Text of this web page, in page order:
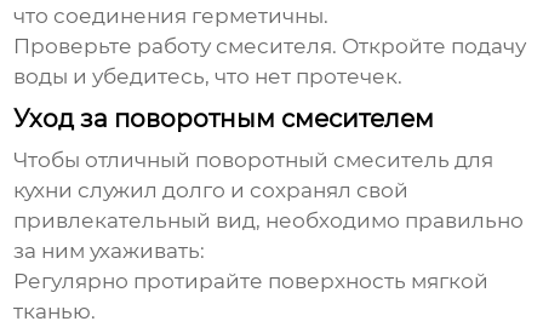
что соединения герметичны.
Проверьте работу смесителя. Откройте подачу
воды и убедитесь, что нет протечек.
Уход за поворотным смесителем
Чтобы отличный поворотный смеситель для
кухни служил долго и сохранял свой
привлекательный вид, необходимо правильно
за ним ухаживать:
Регулярно протирайте поверхность мягкой
тканью.